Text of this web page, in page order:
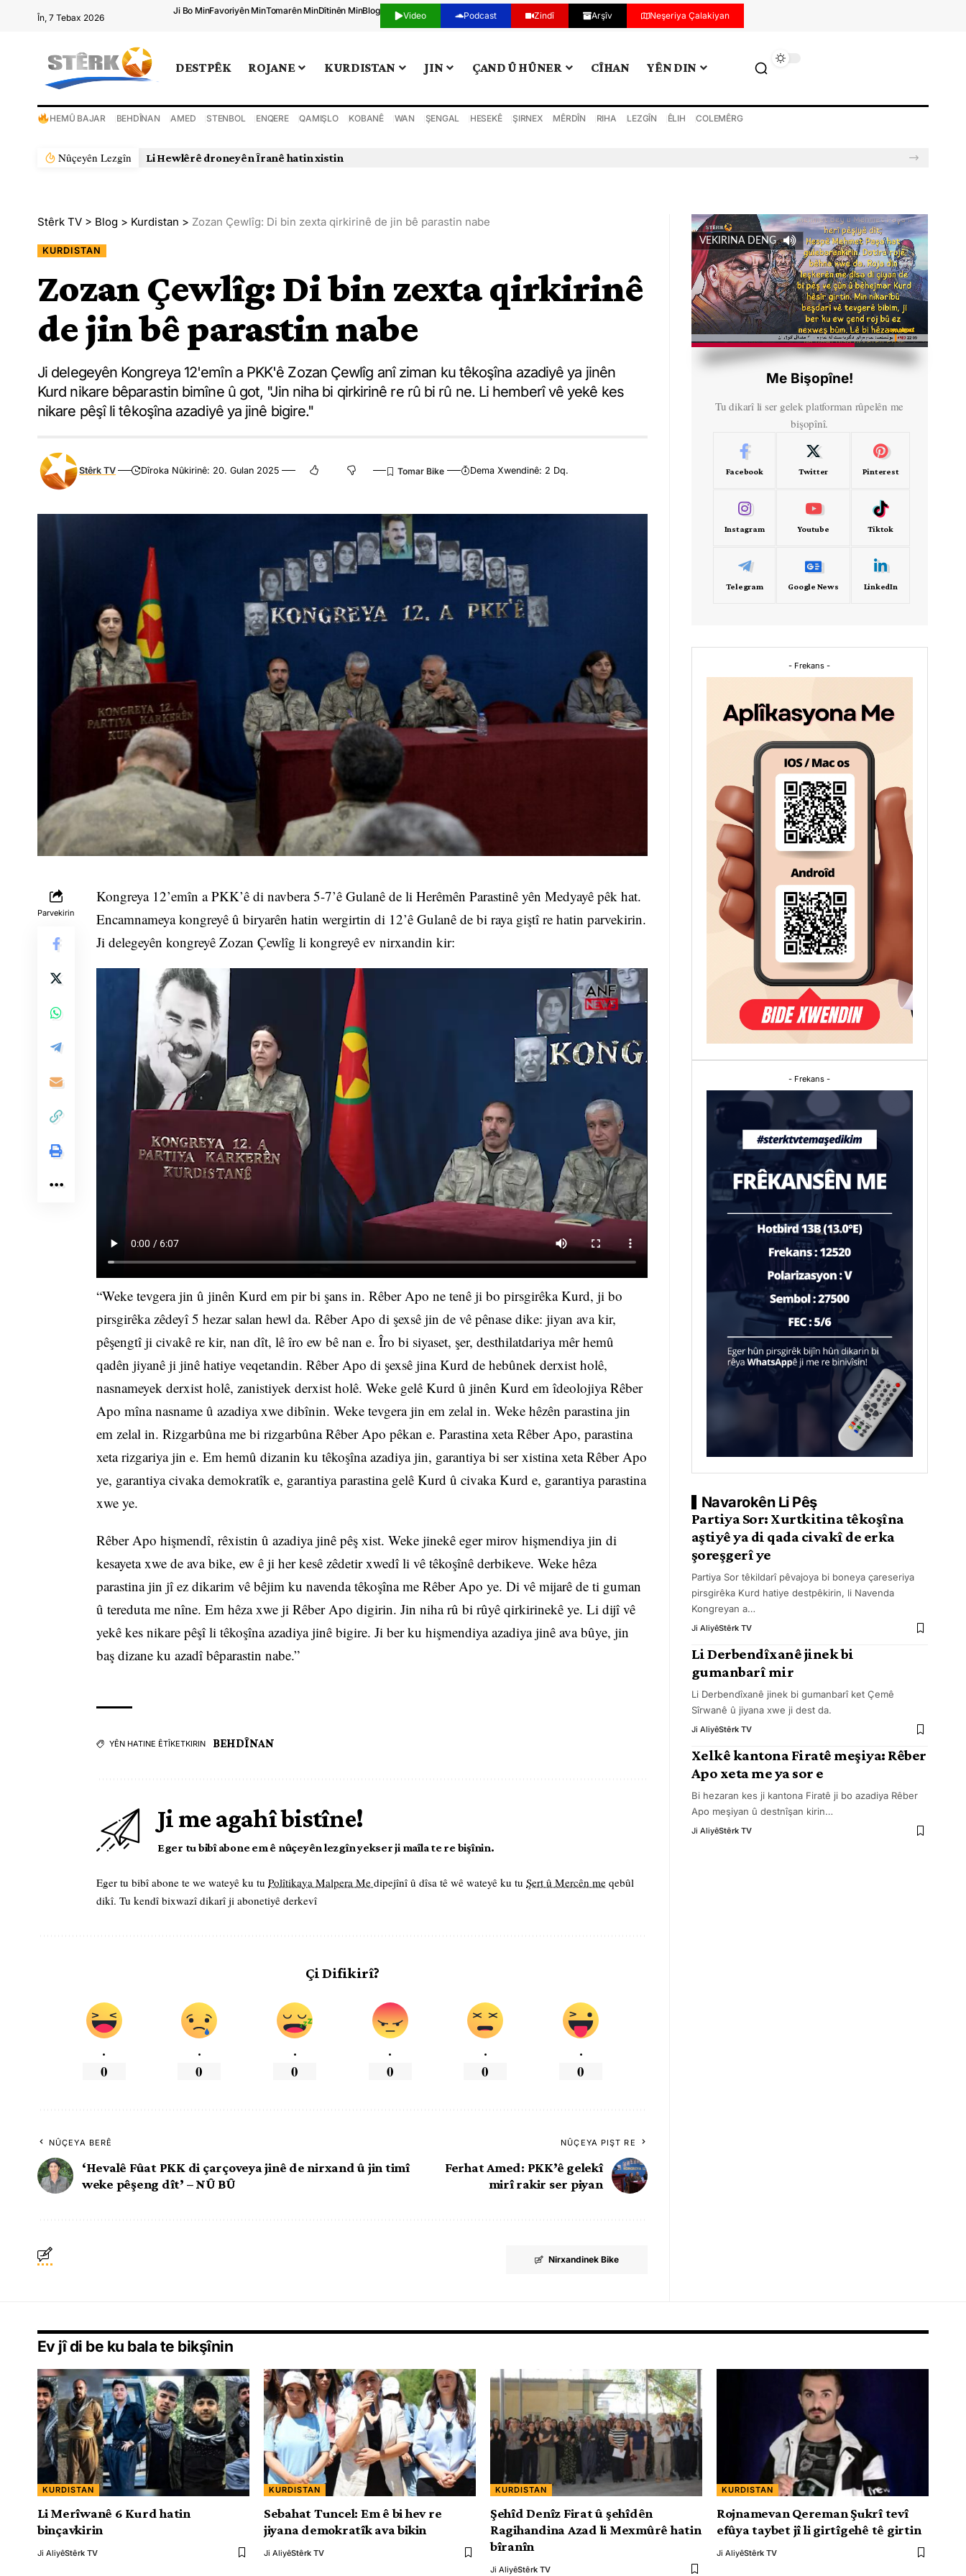
În, 7 Tebax 2026
Ji Bo MinFavoriyên MinTomarên MinDîtinên MinBlog Video Podcast Zindî Arşîv Neşeriya Çalakiyan
DESTPÊK ROJANE KURDISTAN JIN ÇAND Û HÛNER CÎHAN YÊN DIN
HEMÛ BAJAR BEHDÎNAN AMED STENBOL ENQERE QAMIŞLO KOBANÊ WAN ŞENGAL HESEKÊ ŞIRNEX MÊRDÎN RIHA LEZGÎN ÊLIH COLEMÊRG
Nûçeyên Lezgîn Li Hewlêrê droneyên Îranê hatin xistin
Stêrk TV > Blog > Kurdistan > Zozan Çewlîg: Di bin zexta qirkirinê de jin bê parastin nabe
KURDISTAN
Zozan Çewlîg: Di bin zexta qirkirinê
de jin bê parastin nabe
Ji delegeyên Kongreya 12'emîn a PKK'ê Zozan Çewlîg anî ziman ku têkoşîna azadiyê ya jinên
Kurd nikare bêparastin bimîne û got, "Jin niha bi qirkirinê re rû bi rû ne. Li hemberî vê yekê kes
nikare pêşî li têkoşîna azadiyê ya jinê bigire."
Stêrk TV Dîroka Nûkirinê: 20. Gulan 2025 Dema Xwendinê: 2 Dq.
Parvekirin
Kongreya 12’emîn a PKK’ê di navbera 5-7’ê Gulanê de li Herêmên Parastinê yên Medyayê pêk hat.
Encamnameya kongreyê û biryarên hatin wergirtin di 12’ê Gulanê de bi raya giştî re hatin parvekirin.
Ji delegeyên kongreyê Zozan Çewlîg li kongreyê ev nirxandin kir:
“Weke tevgera jin û jinên Kurd em pir bi şans in. Rêber Apo ne tenê ji bo pirsgirêka Kurd, ji bo
pirsgirêka zêdeyî 5 hezar salan hewl da. Rêber Apo di şexsê jin de vê pênase dike: jiyan ava kir,
pêşengtî ji civakê re kir, nan dît, lê îro ew bê nan e. Îro bi siyaset, şer, desthilatdariya mêr hemû
qadên jiyanê ji jinê hatiye veqetandin. Rêber Apo di şexsê jina Kurd de hebûnek derxist holê,
nasnameyek derxist holê, zanistiyek derxist holê. Weke gelê Kurd û jinên Kurd em îdeolojiya Rêber
Apo mîna nasname û azadiya xwe dibînin. Weke tevgera jin em zelal in. Weke hêzên parastina jin
em zelal in. Rizgarbûna me bi rizgarbûna Rêber Apo pêkan e. Parastina xeta Rêber Apo, parastina
xeta rizgariya jin e. Em hemû dizanin ku têkoşîna azadiya jin, garantiya bi ser xistina xeta Rêber Apo
ye, garantiya civaka demokratîk e, garantiya parastina gelê Kurd û civaka Kurd e, garantiya parastina
xwe ye.
Rêber Apo hişmendî, rêxistin û azadiya jinê pêş xist. Weke jinekê eger mirov hişmendiya jin di
kesayeta xwe de ava bike, ew ê ji her kesê zêdetir xwedî li vê têkoşînê derbikeve. Weke hêza
parastina jin jî ez dikarim vê bêjim ku navenda têkoşîna me Rêber Apo ye. Di vê mijarê de ti guman
û tereduta me nîne. Em hêza xwe ji Rêber Apo digirin. Jin niha rû bi rûyê qirkirinekê ye. Li dijî vê
yekê kes nikare pêşî li têkoşîna azadiya jinê bigire. Ji ber ku hişmendiya azadiya jinê ava bûye, jin
baş dizane ku azadî bêparastin nabe.”
YÊN HATINE ÊTÎKETKIRIN BEHDÎNAN
Ji me agahî bistîne!
Eger tu bibî abone em ê nûçeyên lezgîn yekser ji maîla te re bişînin.
Eger tu bibî abone te we wateyê ku tu Polîtikaya Malpera Me dipejînî û dîsa tê wê wateyê ku tu Şert û Mercên me qebûl
dikî. Tu kendî bixwazî dikarî ji abonetiyê derkevî
Çi Difikirî?
.
0
.
0
.
0
.
0
.
0
.
0
NÛÇEYA BERÊ
‘Hevalê Fûat PKK di çarçoveya jinê de nirxand û jin timî
weke pêşeng dît’ – NÛ BÛ
NÛÇEYA PIŞT RE
Ferhat Amed: PKK’ê gelekî
mirî rakir ser piyan
Nirxandinek Bike
VEKIRINA DENG
Me Bişopîne!
Tu dikarî li ser gelek platforman rûpelên me
bişopînî.
Facebook Twitter Pinterest
Instagram Youtube Tiktok
Telegram Google News LinkedIn
- Frekans -
- Frekans -
Navarokên Li Pêş
Partiya Sor: Xurtkitina têkoşîna
aştiyê ya di qada civakî de erka
şoreşgerî ye
Partiya Sor têkildarî pêvajoya bi boneya çareseriya
pirsgirêka Kurd hatiye destpêkirin, li Navenda
Kongreyan a…
Ji AliyêStêrk TV
Li Derbendîxanê jinek bi
gumanbarî mir
Li Derbendîxanê jinek bi gumanbarî ket Çemê
Sîrwanê û jiyana xwe ji dest da.
Ji AliyêStêrk TV
Xelkê kantona Firatê meşiya: Rêber
Apo xeta me ya sor e
Bi hezaran kes ji kantona Firatê ji bo azadiya Rêber
Apo meşiyan û destnîşan kirin…
Ji AliyêStêrk TV
Ev jî di be ku bala te bikşînin
KURDISTAN
Li Merîwanê 6 Kurd hatin
binçavkirin
Ji AliyêStêrk TV
KURDISTAN
Sebahat Tuncel: Em ê bi hev re
jiyana demokratîk ava bikin
Ji AliyêStêrk TV
KURDISTAN
Şehîd Denîz Firat û şehîdên
Ragihandina Azad li Mexmûrê hatin
bîranîn
Ji AliyêStêrk TV
KURDISTAN
Rojnamevan Qereman Şukrî tevî
efûya taybet jî li girtîgehê tê girtin
Ji AliyêStêrk TV